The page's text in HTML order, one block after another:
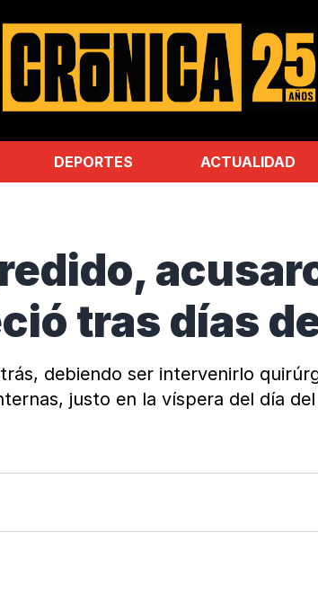
DEPORTES ACTUALIDAD
tras días
debiendo ser intervenirlo
justo en la víspera del día